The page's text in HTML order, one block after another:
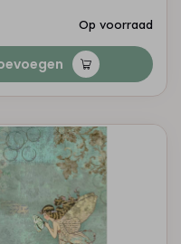
Op voorraad